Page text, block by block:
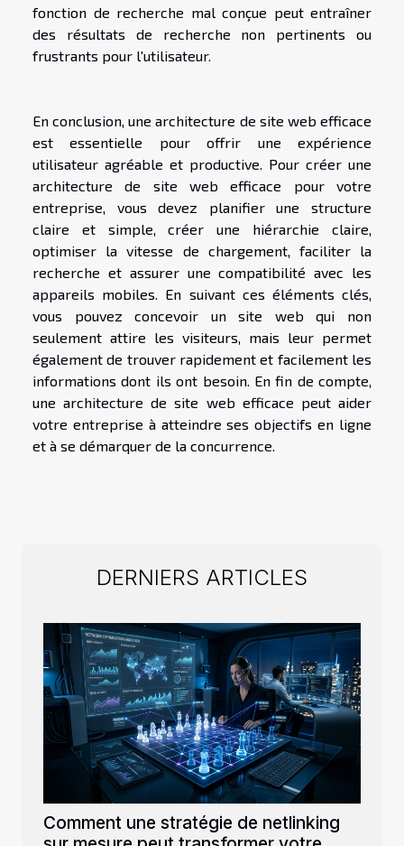
fonction de recherche mal conçue peut entraîner
des résultats de recherche non pertinents ou
frustrants pour l'utilisateur.
En conclusion, une architecture de site web efficace
est essentielle pour offrir une expérience
utilisateur agréable et productive. Pour créer une
architecture de site web efficace pour votre
entreprise, vous devez planifier une structure
claire et simple, créer une hiérarchie claire,
optimiser la vitesse de chargement, faciliter la
recherche et assurer une compatibilité avec les
appareils mobiles. En suivant ces éléments clés,
vous pouvez concevoir un site web qui non
seulement attire les visiteurs, mais leur permet
également de trouver rapidement et facilement les
informations dont ils ont besoin. En fin de compte,
une architecture de site web efficace peut aider
votre entreprise à atteindre ses objectifs en ligne
et à se démarquer de la concurrence.
DERNIERS ARTICLES
Comment une stratégie de netlinking